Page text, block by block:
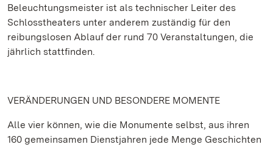
Beleuchtungsmeister ist als technischer Leiter des
Schlosstheaters unter anderem zuständig für den
reibungslosen Ablauf der rund 70 Veranstaltungen, die
jährlich stattfinden.
VERÄNDERUNGEN UND BESONDERE MOMENTE
Alle vier können, wie die Monumente selbst, aus ihren
160 gemeinsamen Dienstjahren jede Menge Geschichten